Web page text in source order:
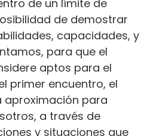
de un límite de
de demostrar
capacidades, y
para que el
aptos para el
primer encuentro, el
aproximación para
a través de
y situaciones que